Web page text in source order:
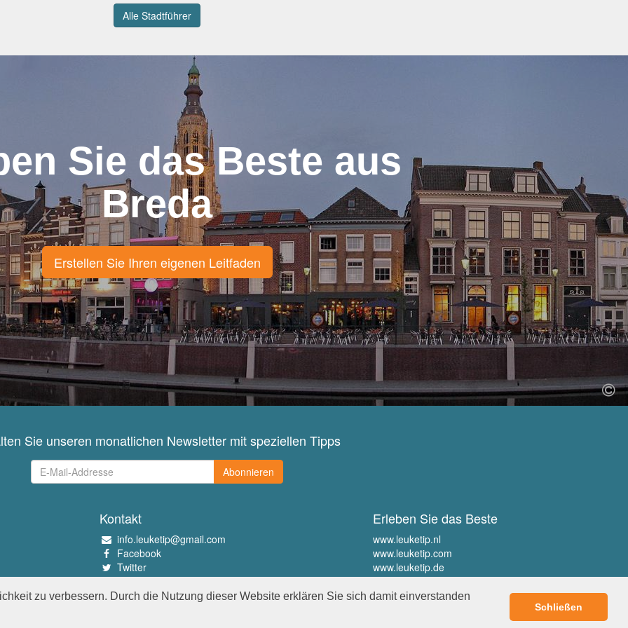
zu verbessern. Durch die Nutzung dieser Website erklären Sie sich damit einverstanden
Schließen
Alle Stadtführer
Sie das Beste aus
Breda
Erstellen Sie Ihren eigenen Leitfaden
Sie unseren monatlichen Newsletter mit speziellen Tipps
Abonnieren
Kontakt
info.leuketip@gmail.com
Facebook
Twitter
Instagram
Pinterest
Erleben Sie das Beste
www.leuketip.nl
www.leuketip.com
www.leuketip.de
www.leuketip.fr